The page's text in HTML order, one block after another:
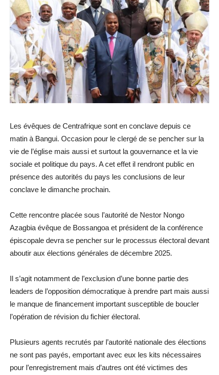
Les évêques de Centrafrique sont en conclave depuis ce
matin à Bangui. Occasion pour le clergé de se pencher sur la
vie de l’église mais aussi et surtout la gouvernance et la vie
sociale et politique du pays. A cet effet il rendront public en
présence des autorités du pays les conclusions de leur
conclave le dimanche prochain.
Cette rencontre placée sous l’autorité de Nestor Nongo
Azagbia évêque de Bossangoa et président de la conférence
épiscopale devra se pencher sur le processus électoral devant
aboutir aux élections générales de décembre 2025.
Il s’agit notamment de l’exclusion d’une bonne partie des
leaders de l’opposition démocratique à prendre part mais aussi
le manque de financement important susceptible de boucler
l’opération de révision du fichier électoral.
Plusieurs agents recrutés par l’autorité nationale des élections
ne sont pas payés, emportant avec eux les kits nécessaires
pour l’enregistrement mais d’autres ont été victimes des